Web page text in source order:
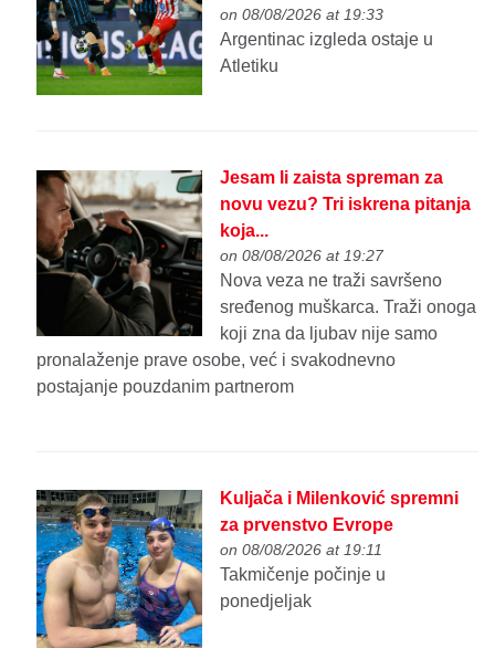
on 08/08/2026 at 19:33
Argentinac izgleda ostaje u
Atletiku
Jesam li zaista spreman za
novu vezu? Tri iskrena pitanja
koja...
on 08/08/2026 at 19:27
Nova veza ne traži savršeno
sređenog muškarca. Traži onoga
koji zna da ljubav nije samo
pronalaženje prave osobe, već i svakodnevno
postajanje pouzdanim partnerom
Kuljača i Milenković spremni
za prvenstvo Evrope
on 08/08/2026 at 19:11
Takmičenje počinje u
ponedjeljak